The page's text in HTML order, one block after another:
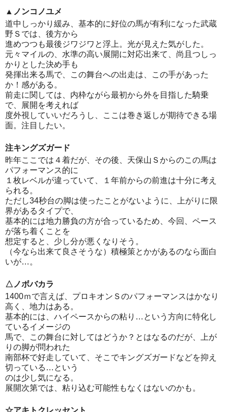
▲ノンコノユメ
道中しっかり緩み、基本的に好位の馬が有利になった武蔵
野Ｓでは、後方から
進めつつも最後ジワジワと浮上。光が見えた気がした。
元々マイルの、水準の高い展開に対応出来て、尚且つしっ
かりとした決め手も
発揮出来る馬で、この舞台への出走は、この手があった
か！感がある。
前走に関しては、内枠ながら最初から外を目指した騎乗
で、展開を考えれば
度外視していいだろうし、ここは巻き返しが期待できる場
面。注目したい。
注キングズガード
昨年ここでは４着だが、その後、天保山Ｓからのこの馬は
パフォーマンス的に
１枚レベルが違っていて、１年前からの前進は十分に考え
られる。
ただし34秒台の脚は使ったことがないように、上がりに限
界があるタイプで、
基本的には地力勝負の方が合っているため、今回、ペース
が落ち着くことを
想定すると、少し分が悪くなりそう。
（今なら出来て良さそうな）積極策とかがあるのなら面白
いが…。
△ノボバカラ
1400ｍで言えば、プロキオンＳのパフォーマンスはかなり
高く、地力はある。
基本的には、ハイペースからの粘り…という方向に特化し
ているイメージの
馬で、この舞台に対してはどうか？とはなるのだが、上が
りの脚が問われた
南部杯で好走していて、そこでキングズガードなどを抑え
切っている…という
のは少し気になる。
展開次第では、粘り込む可能性もなくはないのかも。
☆アキトクレッセント